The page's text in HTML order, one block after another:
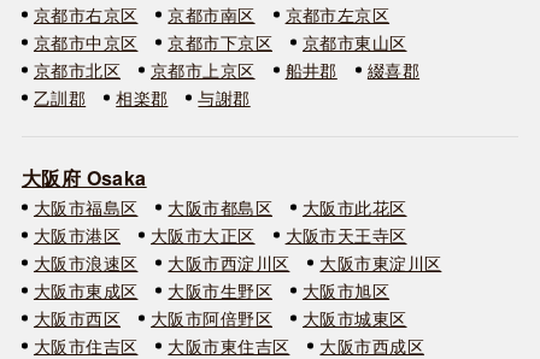
京都市右京区
京都市南区
京都市左京区
京都市中京区
京都市下京区
京都市東山区
京都市北区
京都市上京区 船井郡
綴喜郡
乙訓郡
相楽郡 与謝郡
大阪府 Osaka
大阪市福島区 大阪市都島区
大阪市此花区
大阪市港区
大阪市大正区
大阪市天王寺区
大阪市浪速区
大阪市西淀川区
大阪市東淀川区
大阪市東成区
大阪市生野区
大阪市旭区
大阪市西区
大阪市阿倍野区
大阪市城東区
大阪市住吉区
大阪市東住吉区
大阪市西成区